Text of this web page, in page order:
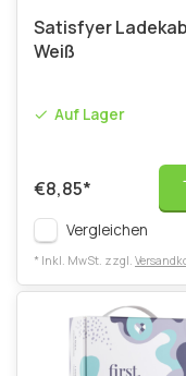
Satisfyer
Weiß
Auf Lager
€8,85*
Vergleichen
* Inkl. MwSt. zzgl.